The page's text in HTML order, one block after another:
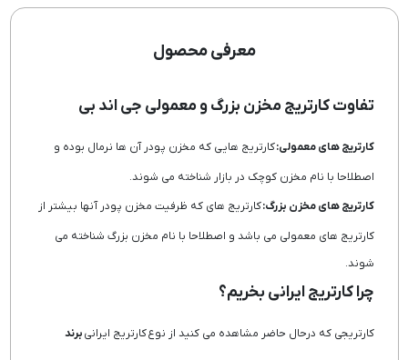
معرفی محصول
تفاوت کارتریج مخزن بزرگ و معمولی جی اند بی
کارتریج های معمولی:کارتریج هایی که مخزن پودر آن ها نرمال بوده و
اصطلاحا با نام مخزن کوچک در بازار شناخته می شوند.
کارتریج های مخزن بزرگ:کارتریج های که ظرفیت مخزن پودر آنها بیشتر از
کارتریج های معمولی می باشد و اصطلاحا با نام مخزن بزرگ شناخته می
شوند.
چرا کارتریج ایرانی بخریم؟
کارتریجی که درحال حاضر مشاهده می کنید از نوع کارتریج ایرانیبرند